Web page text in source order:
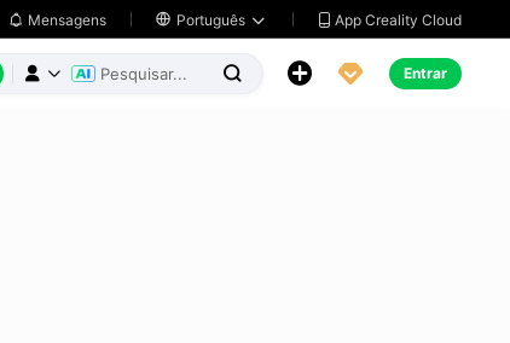
 Mensagens  Português   App Creality Cloud
     Entrar